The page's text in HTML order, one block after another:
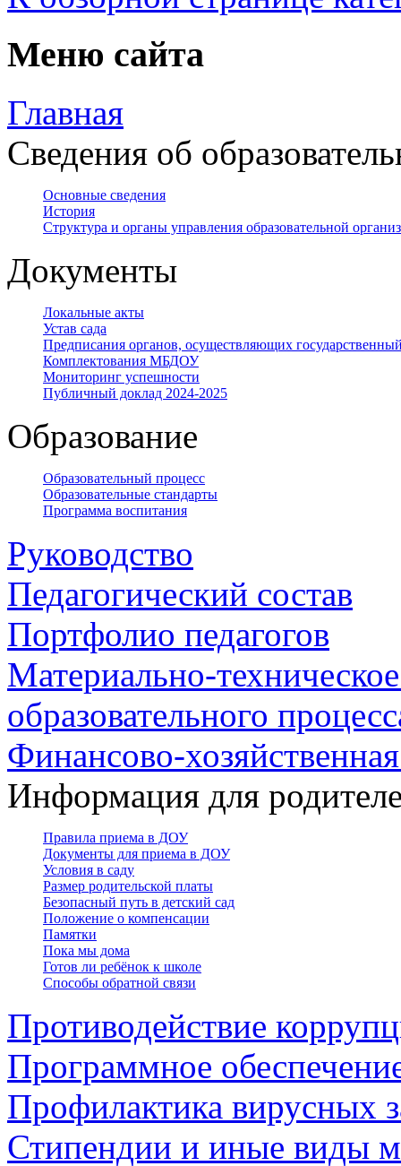
Меню сайта
Главная
Сведения об
Основные сведения
История
Структура и органы управления образовательной
Документы
Локальные акты
Устав сада
Предписания органов, осуществляющих
Комплектования МБДОУ
Мониторинг успешности
Публичный доклад 2024-2025
Образование
Образовательный процесс
Образовательные стандарты
Программа воспитания
Руководство
Педагогический состав
Портфолио педагогов
Материально-
образовательного
Финансово-
Информация для
Правила приема в ДОУ
Документы для приема в ДОУ
Условия в саду
Размер родительской платы
Безопасный путь в детский сад
Положение о компенсации
Памятки
Пока мы дома
Готов ли ребёнок к школе
Способы обратной связи
Противодействие
Программное
Профилактика вирусных
Стипендии и иные виды